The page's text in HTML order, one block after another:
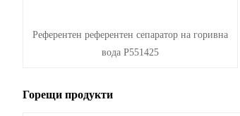
Референтен референтен сепаратор на горивна
вода P551425
Горещи продукти